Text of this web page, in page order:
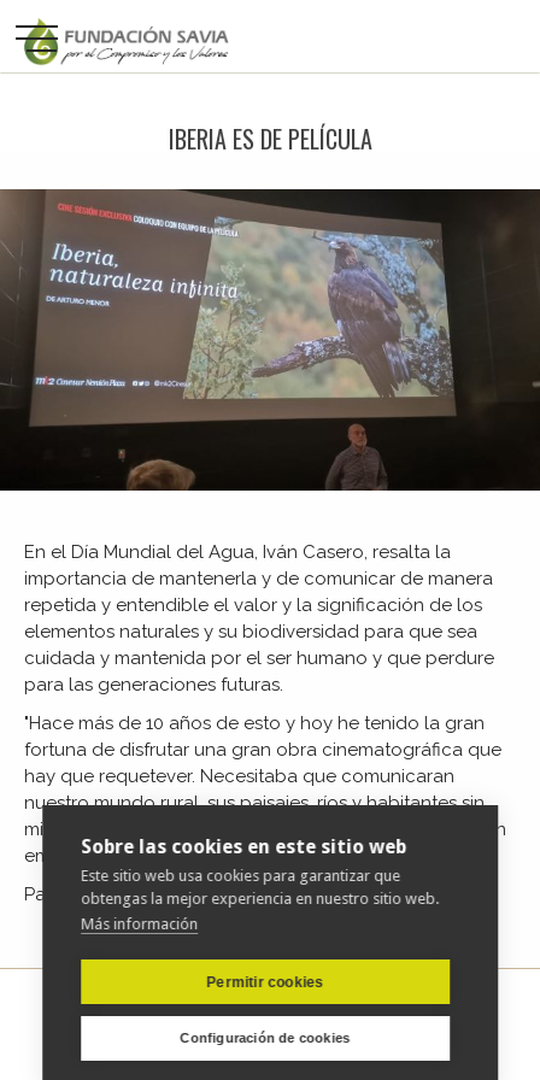
IBERIA ES DE PELÍCULA
En el Día Mundial del Agua, Iván Casero, resalta la
importancia de mantenerla y de comunicar de manera
repetida y entendible el valor y la significación de los
elementos naturales y su biodiversidad para que sea
cuidada y mantenida por el ser humano y que perdure
para las generaciones futuras.
"Hace más de 10 años de esto y hoy he tenido la gran
fortuna de disfrutar una gran obra cinematográfica que
hay que requetever. Necesitaba que comunicaran
nuestromundo rural, sus paisajes, ríos y habitantes sin
micrófono ni cámaras, en unos instantes cotidianos y sin
embargo mágicos."
Para acceder al artículo completopulse aquí
Sobre las cookies en este sitio web
Este sitio web usa cookies para garantizar que
obtengas la mejor experiencia en nuestro sitio web.
Más información
Permitir cookies
Configuración de cookies